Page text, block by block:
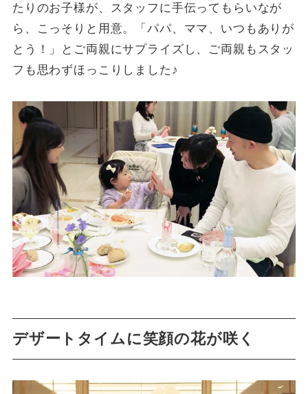
たりのお子様が、スタッフに手伝ってもらいなが
ら、こっそりと用意。「パパ、ママ、いつもありが
とう！」とご両親にサプライズし、ご両親もスタッ
フも思わずほっこりしました♪
デザートタイムに笑顔の花が咲く